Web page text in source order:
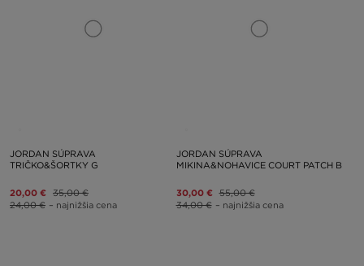
JORDAN SÚPRAVA
TRIČKO&ŠORTKY G
20,00 € 35,00 €
24,00 € – najnižšia cena
JORDAN SÚPRAVA
MIKINA&NOHAVICE COURT PATCH B
30,00 € 55,00 €
34,00 € – najnižšia cena